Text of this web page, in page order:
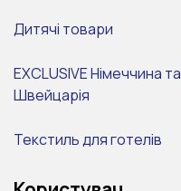
Дитячі товари
EXCLUSIVE Німеччина та
Швейцарія
Текстиль для готелів